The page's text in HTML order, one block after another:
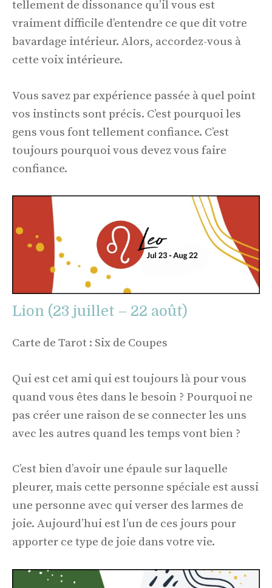
tellement de dissonance qu’il vous est
vraiment difficile d’entendre ce que dit votre
bavardage intérieur. Alors, accordez-vous à
cette voix intérieure.
Vous savez par expérience passée à quel point
vos instincts sont précis. C’est pourquoi les
gens vous font tellement confiance. C’est
toujours pourquoi vous devez vous faire
confiance.
Lion (23 juillet – 22 août)
Carte de Tarot : Six de Coupes
Qui est cet ami qui est toujours là pour vous
quand vous êtes dans le besoin ? Pourquoi ne
pas créer une raison de se connecter les uns
avec les autres quand les temps vont bien ?
C’est bien d’avoir une épaule sur laquelle
pleurer, mais cette personne spéciale est aussi
une personne avec qui verser des larmes de
joie. Aujourd’hui est l’un de ces jours pour
apporter ce type de joie dans votre vie.